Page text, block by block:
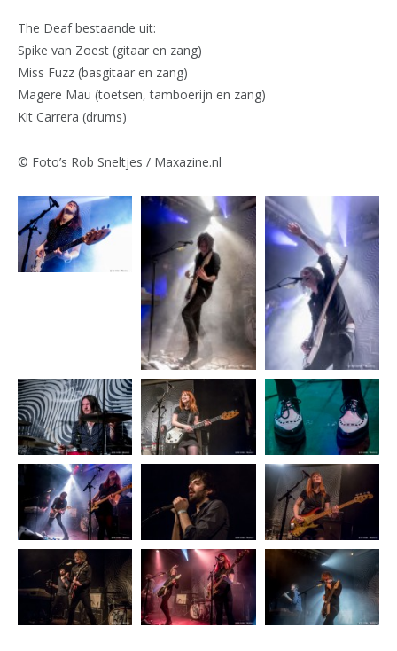
The Deaf bestaande uit:
Spike van Zoest (gitaar en zang)
Miss Fuzz (basgitaar en zang)
Magere Mau (toetsen, tamboerijn en zang)
Kit Carrera (drums)
© Foto’s Rob Sneltjes / Maxazine.nl